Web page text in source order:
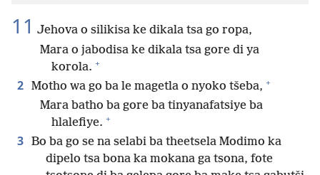
11 Jehova o silikisa ke dikala tsa go ropa,
Mara o jabodisa ke dikala tsa gore di ya
korola. +
2 Motho wa go ba le magetla o nyoko tšeba, +
Mara batho ba gore ba tinyanafatsiye ba
hlalefiye. +
3 Bo ba go se na selabi ba theetsela Modimo ka
dipelo tsa bona ka mokana ga tsona, fote